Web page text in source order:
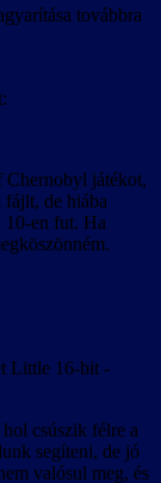
továbbra
Chernobyl játékot,
fájlt, de hiába
10-en fut. Ha
Little 16-bit -
csúszik félre a
segíteni, de jó
valósul meg, és